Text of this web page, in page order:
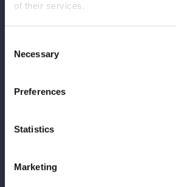
of their services.
Selection
Necessary
Preferences
Statistics
Marketing
Career
両親の影響で幼少期からプロレス
にDRAGON GATEを観戦したこ
意識。高校時代、進路に悩む中で
ため陸上自衛隊に2年間在籍。資
鍛え、上京後は約1年2か月の練